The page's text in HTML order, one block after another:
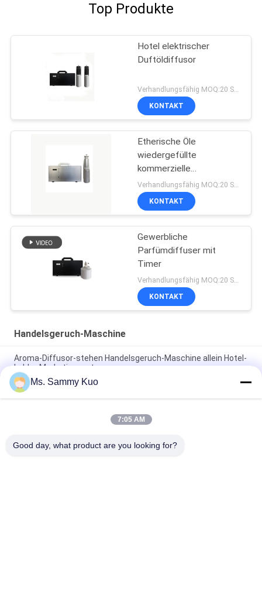
Top Produkte
Hotel elektrischer
Duftöldiffusor
Verhandlungsfähig MOQ:20 Stücke
KONTAKT
Etherische Öle
wiedergefüllte
kommerzielle
Duftmaschine
KONTAKT
Gewerbliche
Parfümdiffuser mit
Timer
KONTAKT
Handelsgeruch-Maschine
Aroma-Diffusor-stehen Handelsgeruch-Maschine allein Hotel-
Lobby-Marketingsystem
HVAC-Handelsgeruch-Maschine eingebauter Entwurf des
Mikroreglers 150ml kleiner luxuriöser
220V Handelsmaschine geruch silberner Aluminium-1000 m2
Ms. Sammy Kuo
7:05 AM
Good day, what product are you looking for?